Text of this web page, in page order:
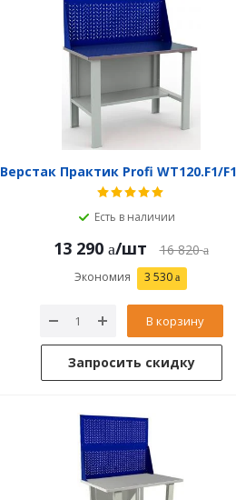
Верстак Практик Profi WT120.F1/
Есть в наличии
13 290 /шт 16 820
Экономия 3 530
В корзину
Запросить скидку